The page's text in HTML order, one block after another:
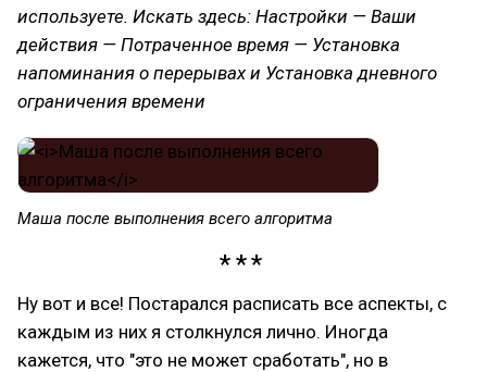
используете. Искать здесь: Настройки — Ваши
действия — Потраченное время — Установка
напоминания о перерывах и Установка дневного
ограничения времени
Маша после выполнения всего алгоритма
Ну вот и все! Постарался расписать все аспекты, с
каждым из них я столкнулся лично. Иногда
кажется, что "это не может сработать", но в